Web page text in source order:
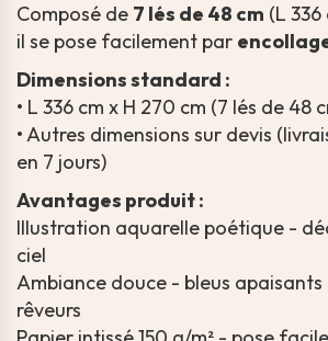
Composé de 7 lés de 48 cm (L 336
il se pose facilement par
Dimensions standard :
• L 336 cm x H 270 cm (7 lés de 48
• Autres dimensions sur devis
en 7 jours)
Avantages produit :
Illustration aquarelle poétique -
ciel
Ambiance douce - bleus
rêveurs